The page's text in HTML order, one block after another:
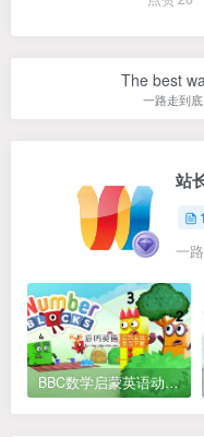
The best
一路走到
站
一
BBC数学启蒙英语动画Numberblocks数字积木，全七季共161集，1080P高清视频带英文字幕